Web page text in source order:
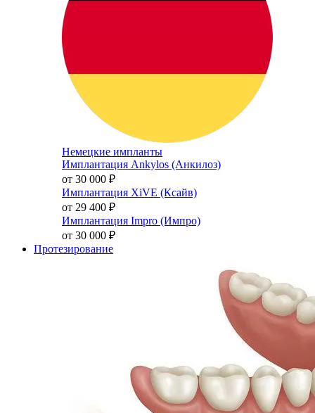
Немецкие импланты
Имплантация Ankylos (Анкилоз)
от 30 000 ₽
Имплантация XiVE (Ксайв)
от 29 400 ₽
Имплантация Impro (Импро)
от 30 000 ₽
Протезирование